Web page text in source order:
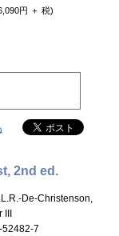
円 ＋ 税)
2nd ed.
De-Christenson,
52482-7